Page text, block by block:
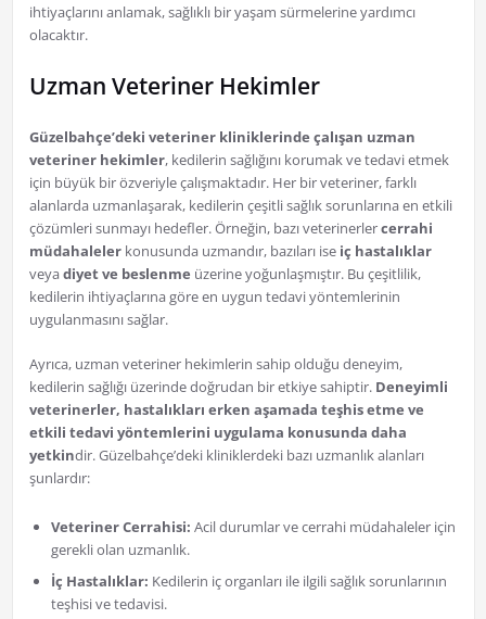
ihtiyaçlarını anlamak, sağlıklı bir yaşam sürmelerine yardımcı
olacaktır.
Uzman Veteriner Hekimler
Güzelbahçe’deki veteriner kliniklerinde çalışan uzman
veteriner hekimler, kedilerin sağlığını korumak ve tedavi etmek
için büyük bir özveriyle çalışmaktadır. Her bir veteriner, farklı
alanlarda uzmanlaşarak, kedilerin çeşitli sağlık sorunlarına en etkili
çözümleri sunmayı hedefler. Örneğin, bazı veterinerlercerrahi
müdahalelerkonusunda uzmandır, bazıları ise iç hastalıklar
veyadiyet ve beslenme üzerine yoğunlaşmıştır. Bu çeşitlilik,
kedilerin ihtiyaçlarına göre en uygun tedavi yöntemlerinin
uygulanmasını sağlar.
Ayrıca, uzman veteriner hekimlerin sahip olduğu deneyim,
kedilerin sağlığı üzerinde doğrudan bir etkiye sahiptir. Deneyimli
veterinerler, hastalıkları erken aşamada teşhis etme ve
etkili tedavi yöntemlerini uygulama konusunda daha
yetkindir. Güzelbahçe’deki kliniklerdeki bazı uzmanlık alanları
şunlardır:
Veteriner Cerrahisi: Acil durumlar ve cerrahi müdahaleler için
gerekli olan uzmanlık.
İç Hastalıklar: Kedilerin iç organları ile ilgili sağlık sorunlarının
teşhisi ve tedavisi.